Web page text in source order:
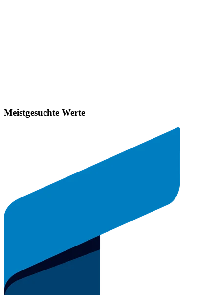
Meistgesuchte Werte